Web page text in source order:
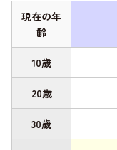
現在の年
齢
10歳
20歳
30歳